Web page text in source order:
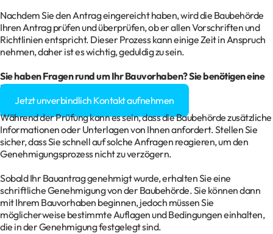
Nachdem Sie den Antrag eingereicht haben, wird die Baubehörde
Ihren Antrag prüfen und überprüfen, ob er allen Vorschriften und
Richtlinien entspricht. Dieser Prozess kann einige Zeit in Anspruch
nehmen, daher ist es wichtig, geduldig zu sein.
Sie haben Fragen rund um Ihr Bauvorhaben? Sie benötigen eine
Baugenehmigung?
Jetzt unverbindlich Kontakt aufnehmen
Während der Prüfung kann es sein, dass die Baubehörde zusätzliche
Informationen oder Unterlagen von Ihnen anfordert. Stellen Sie
sicher, dass Sie schnell auf solche Anfragen reagieren, um den
Genehmigungsprozess nicht zu verzögern.
Sobald Ihr Bauantrag genehmigt wurde, erhalten Sie eine
schriftliche Genehmigung von der Baubehörde. Sie können dann
mit Ihrem Bauvorhaben beginnen, jedoch müssen Sie
möglicherweise bestimmte Auflagen und Bedingungen einhalten,
die in der Genehmigung festgelegt sind.